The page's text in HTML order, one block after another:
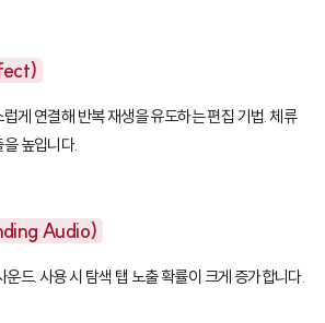
게 연결해 반복 재생을 유도하는 편집 기법. 체류
높입니다.
Audio)
드. 사용 시 탐색 탭 노출 확률이 크게 증가합니다.